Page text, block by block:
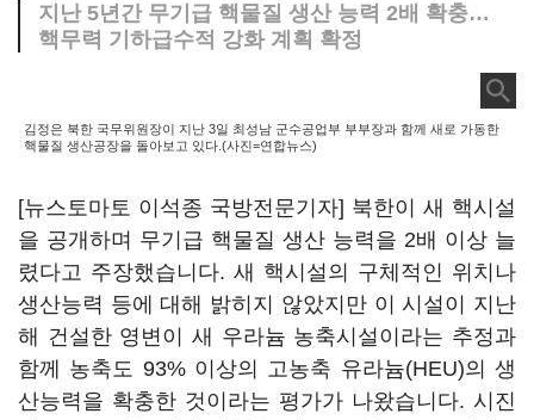
지난 5년간 무기급 핵물질 생산 능력 2배 확충…
핵무력 기하급수적 강화 계획 확정
김정은 북한 국무위원장이 지난 3일 최성남 군수공업부 부부장과 함께 새로 가동한
핵물질 생산공장을 돌아보고 있다.(사진=연합뉴스)
[뉴스토마토 이석종 국방전문기자] 북한이 새 핵시설
을 공개하며 무기급 핵물질 생산 능력을 2배 이상 늘
렸다고 주장했습니다. 새 핵시설의 구체적인 위치나
생산능력 등에 대해 밝히지 않았지만 이 시설이 지난
해 건설한 영변이 새 우라늄 농축시설이라는 추정과
함께 농축도 93% 이상의 고농축 유라늄(HEU)의 생
산능력을 확충한 것이라는 평가가 나왔습니다. 시진